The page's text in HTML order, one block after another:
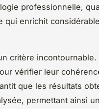
professionnelle,
qui enrichit
critère
vérifier leur
que les résultats
permettant ainsi